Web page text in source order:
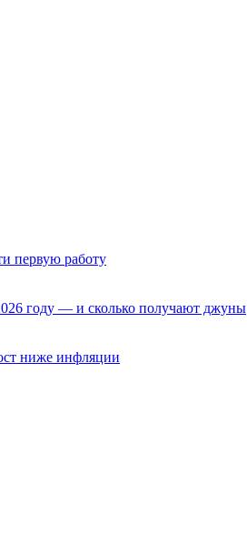
первую работу
году — и сколько получают джуны
ниже инфляции